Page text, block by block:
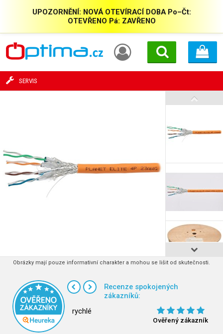
UPOZORNĚNÍ: NOVÁ OTEVÍRACÍ DOBA Po–Čt:
OTEVŘENO Pá: ZAVŘENO
SERVIS
Obrázky mají pouze informativní charakter a mohou se lišit od skutečnosti.
Recenze spokojených
zákazníků:
rychlé
Ověřený zákazník